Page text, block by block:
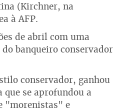
(Kirchner, na
à AFP.
de abril com uma
banqueiro conservador
conservador, ganhou
se aprofundou a
"morenistas" e